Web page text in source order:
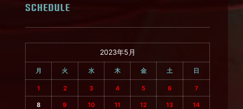
SCHEDULE
2023年5月
月 火 水 木 金 土 日
1 2 3 4 5 6 7
8 9 10 11 12 13 14